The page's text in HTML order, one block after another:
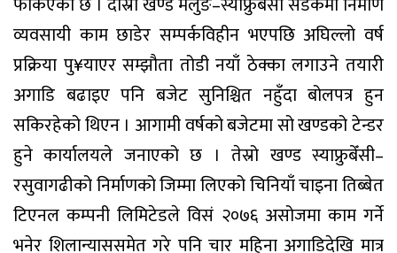
व्यवसायी काम छाडेर सम्पर्कविहीन भएपछि अघिल्लो वर्ष
प्रक्रिया पु¥याएर सम्झौता तोडी नयाँ ठेक्का लगाउने तयारी
अगाडि बढाइए पनि बजेट सुनिश्चित नहुँदा बोलपत्र हुन
सकिरहेको थिएन । आगामी वर्षको बजेटमा सो खण्डको टेन्डर
हुने कार्यालयले जनाएको छ । तेस्रो खण्ड स्याफ्रुबेँसी–
रसुवागढीको निर्माणको जिम्मा लिएको चिनियाँ चाइना तिब्बेत
टिएनल कम्पनी लिमिटेडले विसं २०७६ असोजमा काम गर्ने
भनेर शिलान्याससमेत गरे पनि चार महिना अगाडिदेखि मात्र